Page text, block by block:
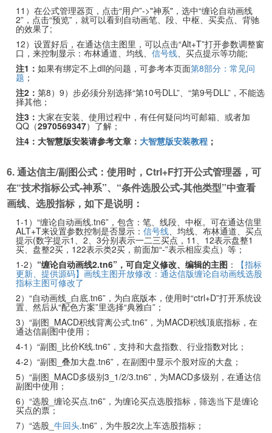
11）在公式管理器页，点击“用户”->"神系"，选中“缠论自动画线
2”，点击“预览”，就可以看到自动画笔、段、中枢、买卖点、背驰
的效果了;
12）设置好后，在通达信主图里，可以点击“Alt+T”打开参数调整窗
口，来控制显示：布林通道、均线、信号线 、买点提示等功能;
注1：如果有绑定不上dll的问题，可参考本页面第8部分：常见问
题 ；
注2：第8）9）步必须分别选择“第10号DLL”、“第9号DLL”，不能选
择其他；
注3： 大家在安装、使用过程中，有任何疑问均可邮箱、或者加
QQ（2970569347）了解；
注4：大智慧版安装请参考文章： 大智慧版安装教程 ；
6. 通达信主/副图公式：使用时，Ctrl+F打开公式管理器，可
在“技术指标公式-神系”、“条件选股公式-其他类型”中查看
画线、选股指标，如下是说明：
1-1）“缠论自动画线.tn6”，包含：笔、线段、中枢。可在通达信里
ALT+T来设置参数控制是否显示：信号线、均线、布林通道、买点
提示(数字提示1、2、3分别表示一二三买点，11、12表示盘整1
买、盘整2买，122表示类2买，前面加“-”表示相应卖点）等；
1-2） “缠论自动画线2.tn6”，可自定义修改、编辑的主图 ： 【指标
更新、提供源码】画线主图开放修改：通达信版缠论自动画线选股
指标主图可修改了
2）“自动画线_白底.tn6”，为白底版本，使用时“ctrl+D”打开系统设
置、然后从“配色方案”里选择“典雅白”；
3）“副图_MACD积线背离公式.tn6”，为MACD积线顶底指标，在
通达信副图中使用；
4-1）“副图_比价K线.tn6”，支持和大盘指数、行业指数对比；
4-2）“副图_叠加大盘.tn6”，在副图中显示个股对应的大盘；
5）“副图_MACD多级别3_1/2/3.tn6”，为MACD多级别，在通达信
副图中使用；
6）“选股_缠论买点.tn6”，为缠论买点选股指标，筛选当下是缠论
买点的票；
7）“选股_牛回头.tn6”，为牛股2次上车选股指标；